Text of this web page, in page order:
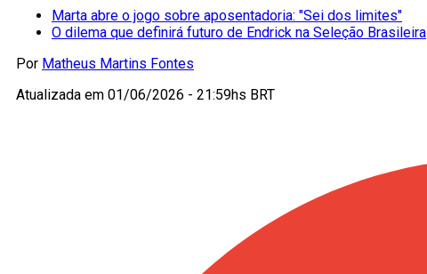
Marta abre o jogo sobre aposentadoria: "Sei dos limites"
O dilema que definirá futuro de Endrick na Seleção Brasileira
Por Matheus Martins Fontes
Atualizada em 01/06/2026 - 21:59hs BRT